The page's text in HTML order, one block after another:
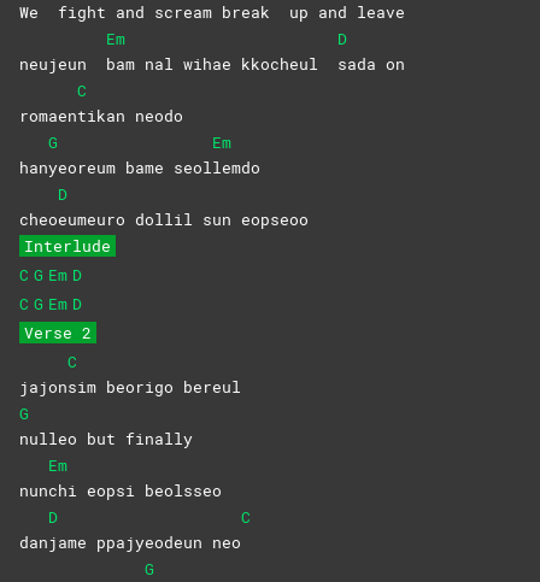
We fight and scream break up and leave
neujeun
Em
bam nal wihae kkocheul
D
sada on
romaen
C
tikan neodo
han
G
yeoreum bame seol
Em
lemdo
cheo
D
eumeuro dollil sun eopseoo
Interlude
C G Em D
C G Em D
Verse 2
jajon
C
sim beorigo bereul
G
nulleo but finally
nun
Em
chi eopsi beolsseo
dan
D
jame ppajyeodeun neo
C
G